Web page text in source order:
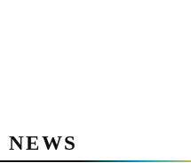
NEWS